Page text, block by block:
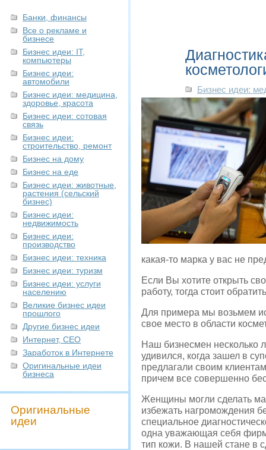
Банки, финансы
Все о рекламе и
бизнесе
Бизнес идеи: IT,
компьютеры
Бизнес идеи:
автомобили
Бизнес идеи: медицина,
здоровье, красота
Бизнес идеи: сотовая
связь
Бизнес идеи:
строительство, ремонт
Бизнес на дому
Бизнес на еде
Бизнес идеи: животные,
растения (сельский
бизнес)
Бизнес идеи:
недвижимость
Бизнес идеи:
производство
Бизнес идеи: техника
Бизнес идеи: туризм
Бизнес идеи: услуги
населению
Великие бизнес идеи
прошлого
Другие бизнес идеи
Интернет, СЕО
Заработок в Интернете
Оригинальные идеи
бизнеса
Оригинальные
идеи
Бизнес идеи:
какая-то марка у вас не
Если Вы хотите открыть
работу, тогда стоит
Для примера мы возьмем
свое место в области
Наш бизнесмен несколько
удивился, когда зашел в
предлагали своим
причем все совершенно
Женщины могли сделать
избежать нагромождения
специальное
одна уважающая себя
тип кожи. В нашей стане в